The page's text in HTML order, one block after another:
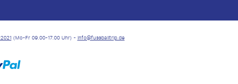
(Mo-Fr 09.00-17.00 Uhr) -info@fussballtrip.de